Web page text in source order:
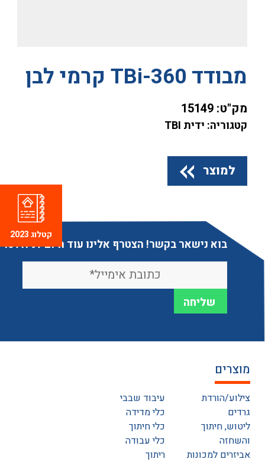
מבודד TBi-360 קרמי לבן
מק"ט: 15149
קטגוריה: ידית TBI
למוצר
בוא נישאר בקשר! הצטרף אלינו עוד היום לניוזלטר
מוצרים
צילוע/הורדת
גרדים
ליטוש, חיתוך
והשחזה
אביזרים למכונות
עיבוד שבבי
כלי מדידה
כלי חיתוך
כלי עבודה
ריתוך
קטלוג 2023